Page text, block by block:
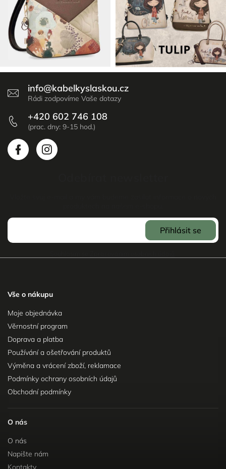
info@kabelkyslaskou.cz
+420 602 746 108
Přihlásit se
Vše o nákupu
Moje objednávka
Věrnostní program
Doprava a platba
Používání a ošetřování produktů
Výměna a vrácení zboží, reklamace
Podmínky ochrany osobních údajů
Obchodní podmínky
O nás
O nás
Napište nám
Kontakty